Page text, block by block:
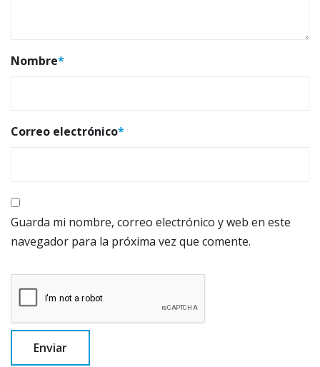
Nombre*
Correo electrónico*
Guarda mi nombre, correo electrónico y web en este
navegador para la próxima vez que comente.